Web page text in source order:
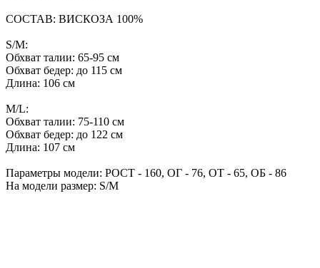
СОСТАВ: ВИСКОЗА 100%
S/M:
Обхват талии: 65-95 см
Обхват бедер: до 115 см
Длина: 106 см
M/L:
Обхват талии: 75-110 см
Обхват бедер: до 122 см
Длина: 107 см
Параметры модели: РОСТ - 160, ОГ - 76, ОТ - 65, ОБ - 86
На модели размер: S/M